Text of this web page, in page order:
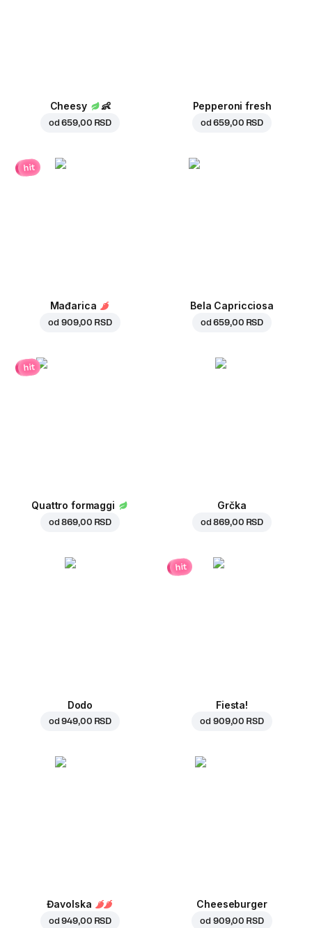
Cheesy 👶
od659,00 RSD
Pepperoni fresh
od659,00 RSD
hit
Mađarica
od 909,00 RSD
Bela Capricciosa
od659,00 RSD
hit
Quattro formaggi
od869,00 RSD
Grčka
od869,00 RSD
Dodo
od949,00 RSD
hit
Fiesta!
od 909,00 RSD
Đavolska
od949,00 RSD
Cheeseburger
od 909,00 RSD